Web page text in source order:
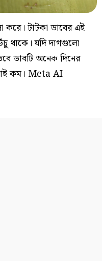
করে। টাটকা ডাবের এই
থাকে। যদি দাগগুলো
ডাবটি অনেক দিনের
কম। Meta AI